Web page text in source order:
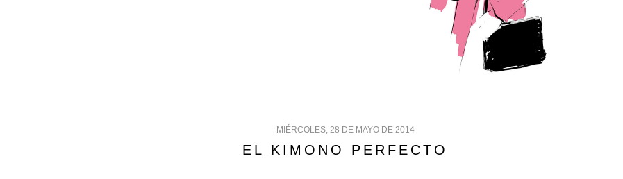
MIÉRCOLES, 28 DE MAYO DE 2014
EL KIMONO PERFECTO